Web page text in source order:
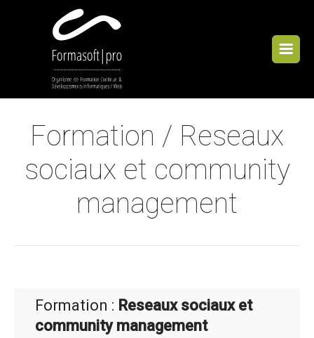
Formation / Reseaux
sociaux et community
management
Formation : Reseaux sociaux et
community management
Cookies management panel